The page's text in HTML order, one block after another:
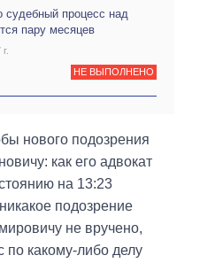
судебный процесс над
пару месяцев
НЕ ВЫПОЛНЕНО
нового подозрения
как его адвокат
на 13:23
подозрение
не вручено,
по какому-либо делу